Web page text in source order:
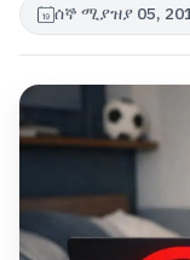
ሰኞ ሚያዝያ 05,